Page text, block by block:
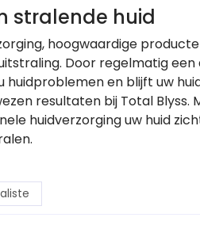
stralende huid
hoogwaardige
Door regelmatig
en blijft uw
resultaten bij Total Blyss.
huidverzorging uw huid